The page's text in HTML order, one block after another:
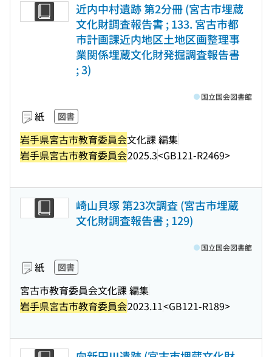
近内中村遺跡 第2分冊 (宮古市埋蔵
文化財調査報告書 ; 133. 宮古市都
市計画課近内地区土地区画整理事
業関係埋蔵文化財発掘調査報告書
; 3)
紙 図書
岩手県宮古市教育委員会文化課 編集
岩手県宮古市教育委員会2025.3<GB121-R2469>
国立国会図書館
崎山貝塚 第23次調査 (宮古市埋蔵
文化財調査報告書 ; 129)
紙 図書
宮古市教育委員会文化課 編集
岩手県宮古市教育委員会2023.11<GB121-R189>
国立国会図書館